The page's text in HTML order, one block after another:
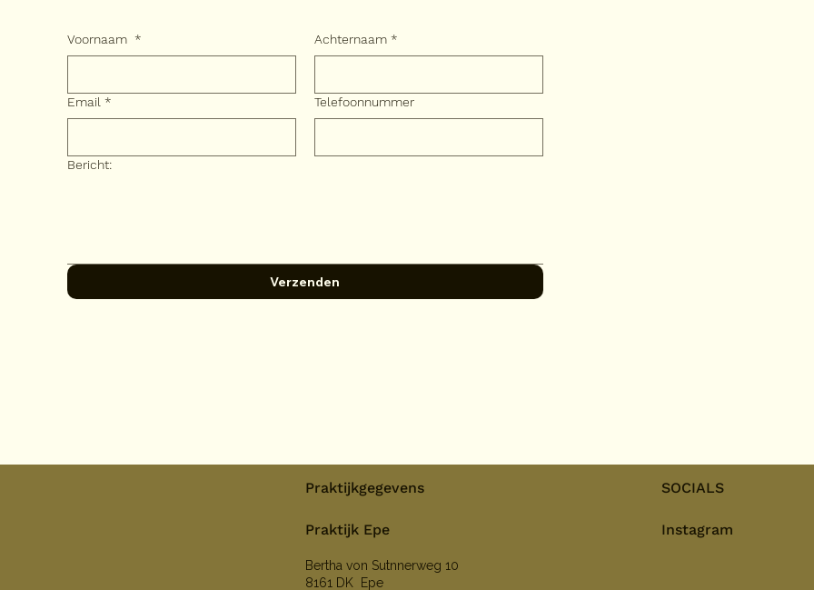
Voornaam * Achternaam *
Email * Telefoonnummer
Bericht:
Verzenden
SOCIALS
Instagram
Praktijkgegevens
Praktijk Epe
Bertha von Sutnnerweg 10
8161 DK Epe